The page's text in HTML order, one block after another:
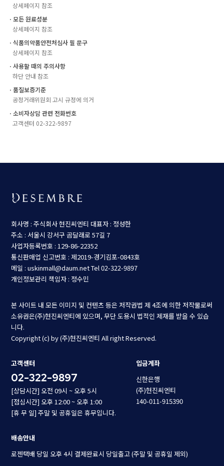
상세페이지 참조
ㆍ모든 원료성분
상세페이지 참조
ㆍ식품의약품안전처심사 필 문구
상세페이지 참조
ㆍ사용할 때의 주의사항
하단 안내 참조
ㆍ품질보증기준
공정거래위원회 고시 규정에 의거
ㆍ소비자상담 관련 전화번호
고객센터 02-322-9897
회사명 : 주식회사 현진씨엔티 대표자 : 정성한
주소 : 서울시 강서구 곰달래로 57길 7
사업자등록번호 : 129-86-22352
통신판매업 신고번호 : 제2019-경기김포-0843호
메일 : uskinmall@daum.netTel 02-322-9897
개인정보관리 책임자 : 정수민
본 사이트 내 모든 이미지 및 컨텐츠 등은 저작권법 제 4조에 의한 저작물로써
소유권은(주)현진씨엔티에 있으며, 무단 도용시 법적인 제재를 받을 수 있습
니다.
Copyright (c) by (주)현진씨엔티 All right Reserved.
고객센터
02-322-9897
[상담시간] 오전 09시 ~ 오후 5시
[점심시간] 오후 12:00 ~ 오후 1:00
[휴 무 일] 주말 및 공휴일은 휴무입니다.
입금계좌
신한은행
(주)현진씨엔티
140-011-915390
배송안내
로젠택배 당일 오후 4시 결제완료시 당일출고 (주말 및 공휴일 제외)